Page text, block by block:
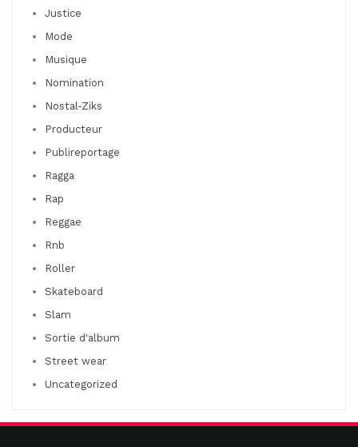
Justice
Mode
Musique
Nomination
Nostal-Ziks
Producteur
Publireportage
Ragga
Rap
Reggae
Rnb
Roller
Skateboard
Slam
Sortie d'album
Street wear
Uncategorized